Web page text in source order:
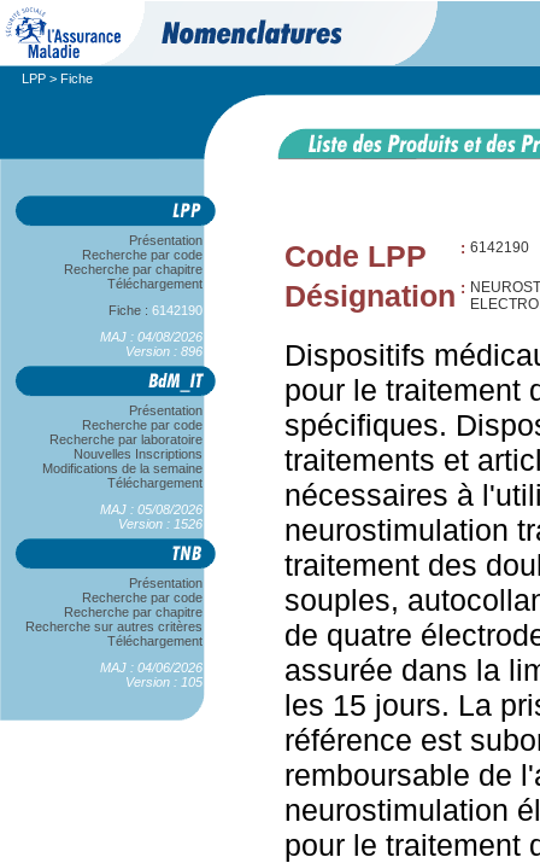
LPP > Fiche
Présentation
Recherche par code
Recherche par chapitre
Téléchargement
Fiche : 6142190
MAJ : 04/08/2026
Version : 896
Présentation
Recherche par code
Recherche par laboratoire
Nouvelles Inscriptions
Modifications de la semaine
Téléchargement
MAJ : 05/08/2026
Version : 1526
Présentation
Recherche par code
Recherche par chapitre
Recherche sur autres critères
Téléchargement
MAJ : 04/06/2026
Version : 105
Code LPP : 6142190
Désignation :
Dispositifs
pour le traitement
spécifiques.
traitements et
nécessaires à
neurostimulation
traitement des
souples,
de quatre
assurée dans la
les 15 jours. La
référence est
remboursable de
neurostimulation
pour le traitement